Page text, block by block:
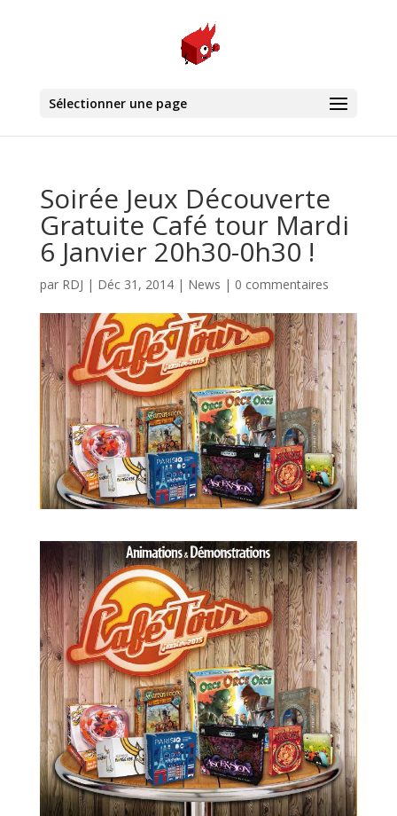
Sélectionner une page
Soirée Jeux Découverte
Gratuite Café tour Mardi
6 Janvier 20h30-0h30 !
par RDJ | Déc 31, 2014| News | 0 commentaires